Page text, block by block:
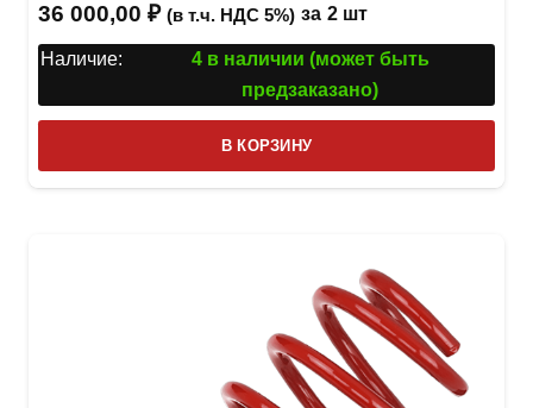
36 000,00 ₽ (в т.ч. НДС 5%) за 2 шт
Наличие:
4 в наличии (может быть
предзаказано)
В КОРЗИНУ